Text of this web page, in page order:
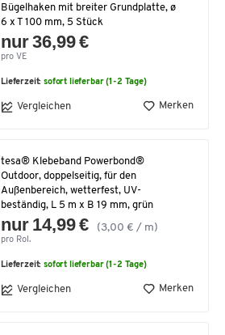
Bügelhaken mit breiter Grundplatte, ø
6 x T 100 mm, 5 Stück
nur 36,99 €
pro VE
Lieferzeit:sofort lieferbar (1-2 Tage)
Vergleichen Merken
tesa® Klebeband Powerbond®
Outdoor, doppelseitig, für den
Außenbereich, wetterfest, UV-
beständig, L 5 m x B 19 mm, grün
nur 14,99 € (3,00 € / m)
pro Rol.
Lieferzeit:sofort lieferbar (1-2 Tage)
Vergleichen Merken